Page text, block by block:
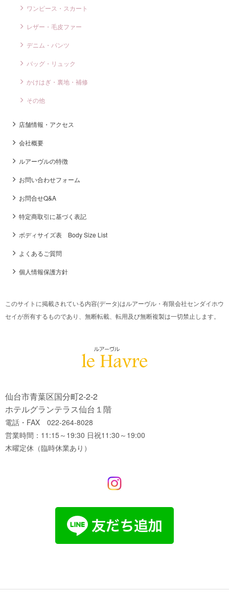
ワンピース・スカート
レザー・毛皮ファー
デニム・パンツ
バッグ・リュック
かけはぎ・裏地・補修
その他
店舗情報・アクセス
会社概要
ルアーヴルの特徴
お問い合わせフォーム
お問合せQ&A
特定商取引に基づく表記
ボディサイズ表 Body Size List
よくあるご質問
個人情報保護方針
このサイトに掲載されている内容(データ)はルアーヴル・有限会社センダイホウ
セイが所有するものであり、無断転載、転用及び無断複製は一切禁止します。
仙台市青葉区国分町2-2-2
ホテルグランテラス仙台１階
電話・FAX 022-264-8028
営業時間：11:15～19:30 日祝11:30～19:00
木曜定休（臨時休業あり）